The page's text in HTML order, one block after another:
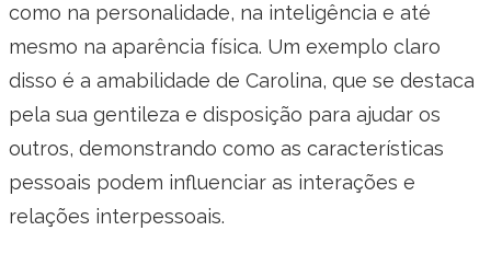
como na personalidade, na inteligência e até
mesmo na aparência física. Um exemplo claro
disso é a amabilidade de Carolina, que se destaca
pela sua gentileza e disposição para ajudar os
outros, demonstrando como as características
pessoais podem influenciar as interações e
relações interpessoais.